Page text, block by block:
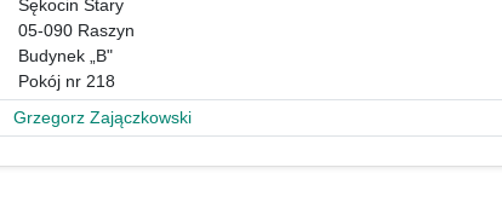
Sękocin Stary
05-090 Raszyn
Budynek „B"
Pokój nr 218
Grzegorz Zajączkowski